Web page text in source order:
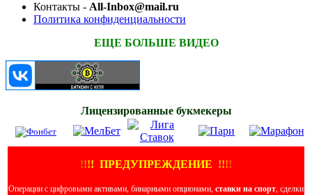
Контакты - All-Inbox@mail.ru
Политика конфиденциальности
ЕЩЕ БОЛЬШЕ ВИДЕО
Лицензированные букмекеры
!!!! ПРЕДУПРЕЖДЕНИЕ !!!!
Операции с цифровыми активами, бинарными опционами, ставки на спорт, сделки